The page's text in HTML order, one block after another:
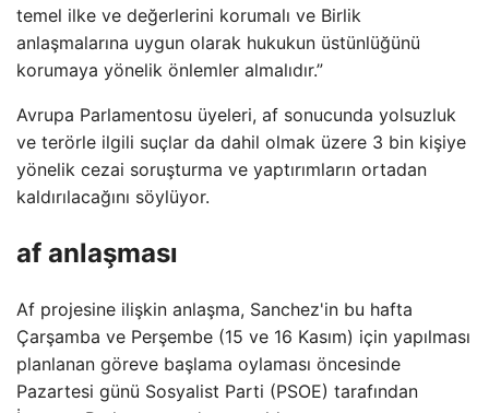
temel ilke ve değerlerini korumalı ve Birlik
anlaşmalarına uygun olarak hukukun üstünlüğünü
korumaya yönelik önlemler almalıdır.”
Avrupa Parlamentosu üyeleri, af sonucunda yolsuzluk
ve terörle ilgili suçlar da dahil olmak üzere 3 bin kişiye
yönelik cezai soruşturma ve yaptırımların ortadan
kaldırılacağını söylüyor.
af anlaşması
Af projesine ilişkin anlaşma, Sanchez'in bu hafta
Çarşamba ve Perşembe (15 ve 16 Kasım) için yapılması
planlanan göreve başlama oylaması öncesinde
Pazartesi günü Sosyalist Parti (PSOE) tarafından